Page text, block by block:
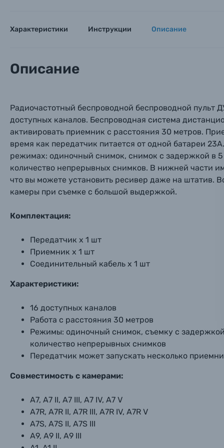
Имя
Тема
Имя
Тема
Пленочные фотоаппараты
Объективы для фотоаппаратов
Вспышки для фотоаппаратов
Аксессуары для фото и видеокамер
Оптические приборы
Материалы
Осветительное оборудование
Фоторамки
Фотоальбомы
Солнцезащитные очки
Б/У фототехника (Комиссионные товары)
Заказ
Вами с
Характеристики Инструкции Описание
Описание
Радиочастотный беспроводной беспроводной пульт
доступных каналов. Беспроводная система
активировать приемник с расстояния 30 метров.
время как передатчик питается от одной батареи
режимах: одиночный снимок, снимок с задержкой в
количество непрерывных снимков. В нижней части
что вы можете установить ресивер даже на штатив.
камеры при съемке с большой выдержкой.
Комплектация:
Передатчик x 1 шт
Приемник x 1 шт
Соединительный кабель x 1 шт
Характеристики:
16 доступных каналов
Работа с расстояния 30 метров
Режимы: одиночный снимок, съемку с
количество непрерывных снимков
Передатчик может запускать несколько
Совместимость с камерами:
A7, A7 II, A7 III, A7 IV, A7 V
A7R, A7R II, A7R III, A7R IV, A7R V
A7S, A7S II, A7S III
A9, A9 II, A9 III
Имя
Тема